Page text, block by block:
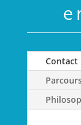
Contact